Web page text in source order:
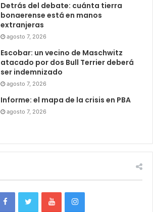
Detrás del debate: cuánta tierra
bonaerense está en manos
extranjeras
agosto 7, 2026
Escobar: un vecino de Maschwitz
atacado por dos Bull Terrier deberá
ser indemnizado
agosto 7, 2026
Informe: el mapa de la crisis en PBA
agosto 7, 2026